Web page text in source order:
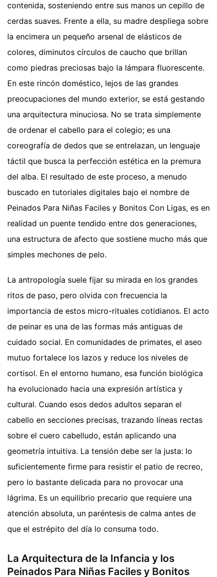
contenida, sosteniendo entre sus manos un cepillo de
cerdas suaves. Frente a ella, su madre despliega sobre
la encimera un pequeño arsenal de elásticos de
colores, diminutos círculos de caucho que brillan
como piedras preciosas bajo la lámpara fluorescente.
En este rincón doméstico, lejos de las grandes
preocupaciones del mundo exterior, se está gestando
una arquitectura minuciosa. No se trata simplemente
de ordenar el cabello para el colegio; es una
coreografía de dedos que se entrelazan, un lenguaje
táctil que busca la perfección estética en la premura
del alba. El resultado de este proceso, a menudo
buscado en tutoriales digitales bajo el nombre de
Peinados Para Niñas Faciles y Bonitos Con Ligas, es en
realidad un puente tendido entre dos generaciones,
una estructura de afecto que sostiene mucho más que
simples mechones de pelo.
La antropología suele fijar su mirada en los grandes
ritos de paso, pero olvida con frecuencia la
importancia de estos micro-rituales cotidianos. El acto
de peinar es una de las formas más antiguas de
cuidado social. En comunidades de primates, el aseo
mutuo fortalece los lazos y reduce los niveles de
cortisol. En el entorno humano, esa función biológica
ha evolucionado hacia una expresión artística y
cultural. Cuando esos dedos adultos separan el
cabello en secciones precisas, trazando líneas rectas
sobre el cuero cabelludo, están aplicando una
geometría intuitiva. La tensión debe ser la justa: lo
suficientemente firme para resistir el patio de recreo,
pero lo bastante delicada para no provocar una
lágrima. Es un equilibrio precario que requiere una
atención absoluta, un paréntesis de calma antes de
que el estrépito del día lo consuma todo.
La Arquitectura de la Infancia y los
Peinados Para Niñas Faciles y Bonitos